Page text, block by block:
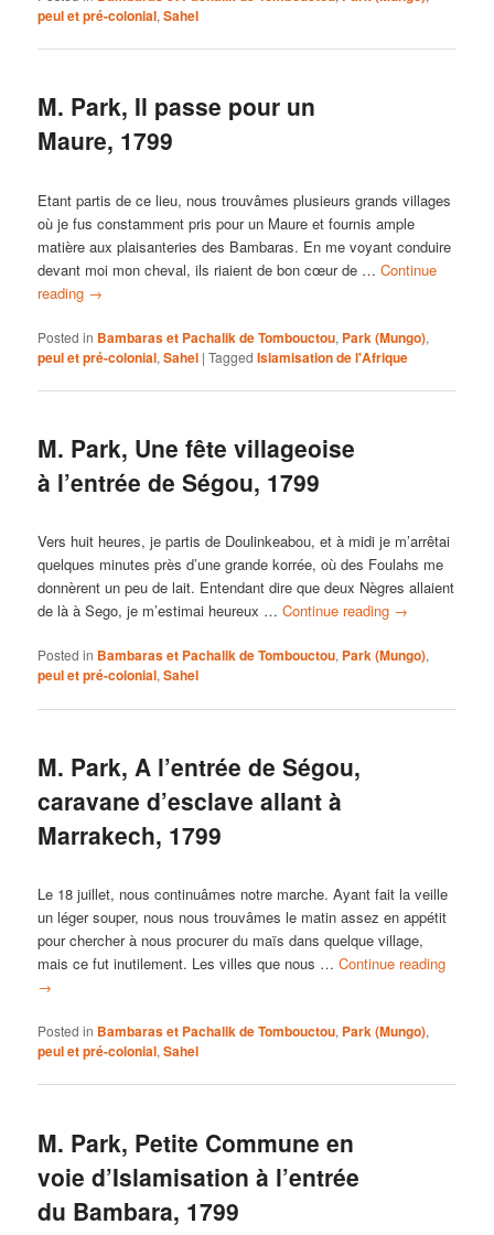
peul et pré-colonial,Sahel
M. Park, Il passe pour un
Maure, 1799
Etant partis de ce lieu, nous trouvâmes plusieurs grands villages
où je fus constamment pris pour un Maure et fournis ample
matière aux plaisanteries des Bambaras. En me voyant conduire
devant moi mon cheval, ils riaient de bon cœur de …Continue
reading →
Posted in Bambaras et Pachalik de Tombouctou, Park (Mungo),
peul et pré-colonial,Sahel |Tagged Islamisation de l'Afrique
M. Park, Une fête villageoise
à l’entrée de Ségou, 1799
Vers huit heures, je partis de Doulinkeabou, et à midi je m’arrêtai
quelques minutes près d’une grande korrée, où des Foulahs me
donnèrent un peu de lait. Entendant dire que deux Nègres allaient
de là à Sego, je m’estimai heureux …Continue reading →
Posted in Bambaras et Pachalik de Tombouctou, Park (Mungo),
peul et pré-colonial,Sahel
M. Park, A l’entrée de Ségou,
caravane d’esclave allant à
Marrakech, 1799
Le 18 juillet, nous continuâmes notre marche. Ayant fait la veille
un léger souper, nous nous trouvâmes le matin assez en appétit
pour chercher à nous procurer du maïs dans quelque village,
mais ce fut inutilement. Les villes que nous …Continue reading
→
Posted in Bambaras et Pachalik de Tombouctou, Park (Mungo),
peul et pré-colonial,Sahel
M. Park, Petite Commune en
voie d’Islamisation à l’entrée
du Bambara, 1799